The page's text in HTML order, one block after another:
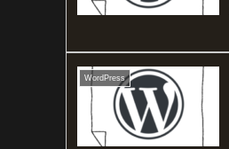
WordPress